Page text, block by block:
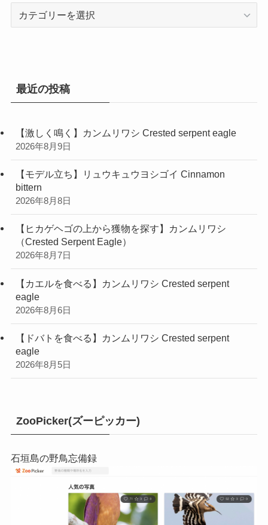
最近の投稿
【激しく鳴く】カンムリワシ Crested serpent eagle
2026年8月9日
【モデル立ち】リュウキュウヨシゴイ Cinnamon
bittern
2026年8月8日
【ヒカゲヘゴの上から獲物を探す】カンムリワシ
（Crested Serpent Eagle）
2026年8月7日
【カエルを食べる】カンムリワシ Crested serpent
eagle
2026年8月6日
【ドバトを食べる】カンムリワシ Crested serpent
eagle
2026年8月5日
ZooPicker(ズーピッカー)
石垣島の野鳥忘備録